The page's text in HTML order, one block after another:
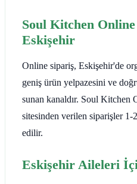
Soul Kitchen
Eskişehir
Online sipariş, Eskişehir'de
geniş ürün yelpazesini ve
sunan kanaldır. Soul Kitchen
sitesinden verilen siparişler 1-
edilir.
Eskişehir Aileleri